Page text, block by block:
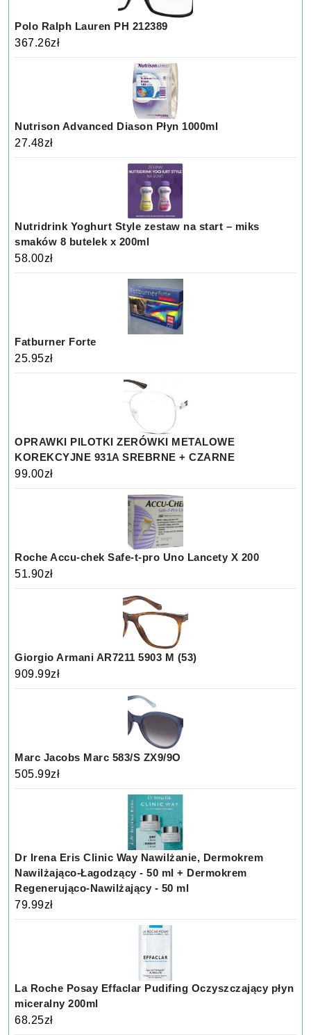
Polo Ralph Lauren PH 212389
367.26zł
Nutrison Advanced Diason Płyn 1000ml
27.48zł
Nutridrink Yoghurt Style zestaw na start – miks
smaków 8 butelek x 200ml
58.00zł
Fatburner Forte
25.95zł
OPRAWKI PILOTKI ZERÓWKI METALOWE
KOREKCYJNE 931A SREBRNE + CZARNE
99.00zł
Roche Accu-chek Safe-t-pro Uno Lancety X 200
51.90zł
Giorgio Armani AR7211 5903 M (53)
909.99zł
Marc Jacobs Marc 583/S ZX9/9O
505.99zł
Dr Irena Eris Clinic Way Nawilżanie, Dermokrem
Nawilżająco-Łagodzący - 50 ml + Dermokrem
Regenerująco-Nawilżający - 50 ml
79.99zł
La Roche Posay Effaclar Pudifing Oczyszczający płyn
miceralny 200ml
68.25zł